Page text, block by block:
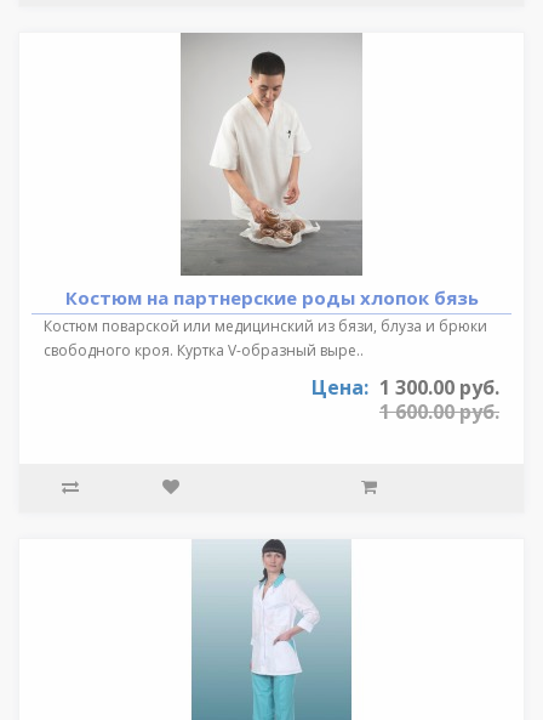
Костюм на партнерские роды хлопок бязь
Костюм поварской или медицинский из бязи, блуза и брюки
свободного кроя. Куртка V-образный выре..
Цена: 1 300.00 руб.
1 600.00 руб.